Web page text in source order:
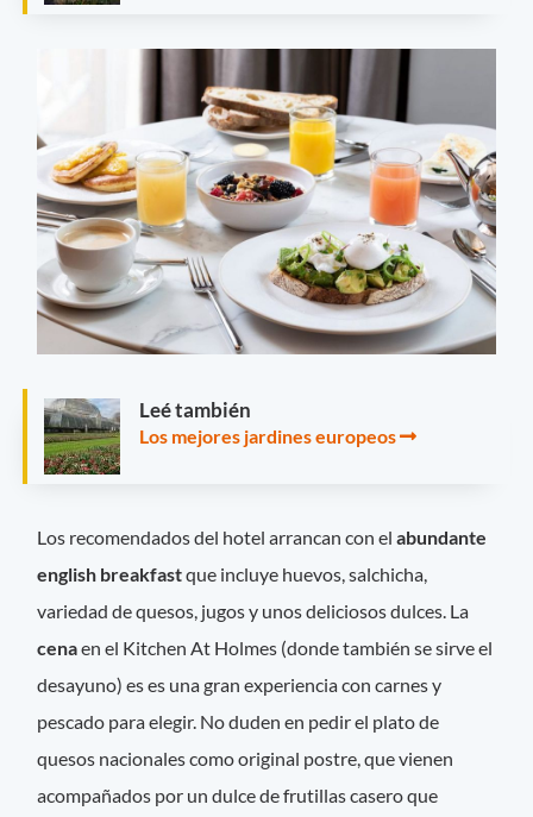
Leé también
Los mejores jardines europeos
Los recomendados del hotel arrancan con elabundante
english breakfastque incluye huevos, salchicha,
variedad de quesos, jugos y unos deliciosos dulces. La
cenaen el Kitchen At Holmes (donde también se sirve el
desayuno) es es una gran experiencia con carnes y
pescado para elegir. No duden en pedir el plato de
quesos nacionales como original postre, que vienen
acompañados por un dulce de frutillas casero que